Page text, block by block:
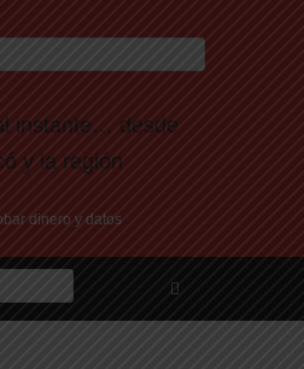
dinero y datos
debido a preocupaciones sobre el